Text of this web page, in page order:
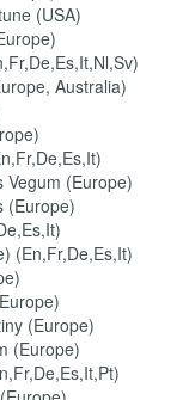
(USA)
Australia)
Vegum (Europe)
(Europe)
(En,Fr,De,Es,It)
(Europe)
(Europe)